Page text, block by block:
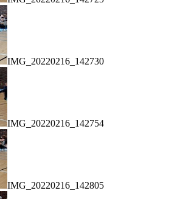
IMG_20220216_142730
IMG_20220216_142754
IMG_20220216_142805